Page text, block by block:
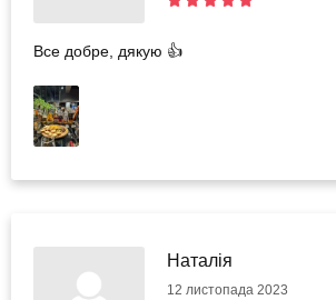
Все добре, дякую 👍
Наталія
12 листопада 2023